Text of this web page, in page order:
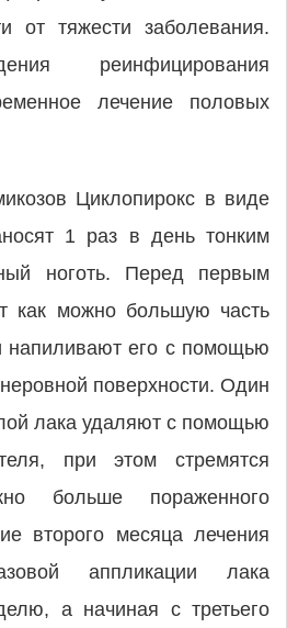
от тяжести заболевания.
реинфицирования
лечение половых
Циклопирокс в виде
1 раз в день тонким
ноготь. Перед первым
как можно большую часть
напиливают его с помощью
поверхности. Один
лака удаляют с помощью
при этом стремятся
больше пораженного
второго месяца лечения
аппликации лака
а начиная с третьего